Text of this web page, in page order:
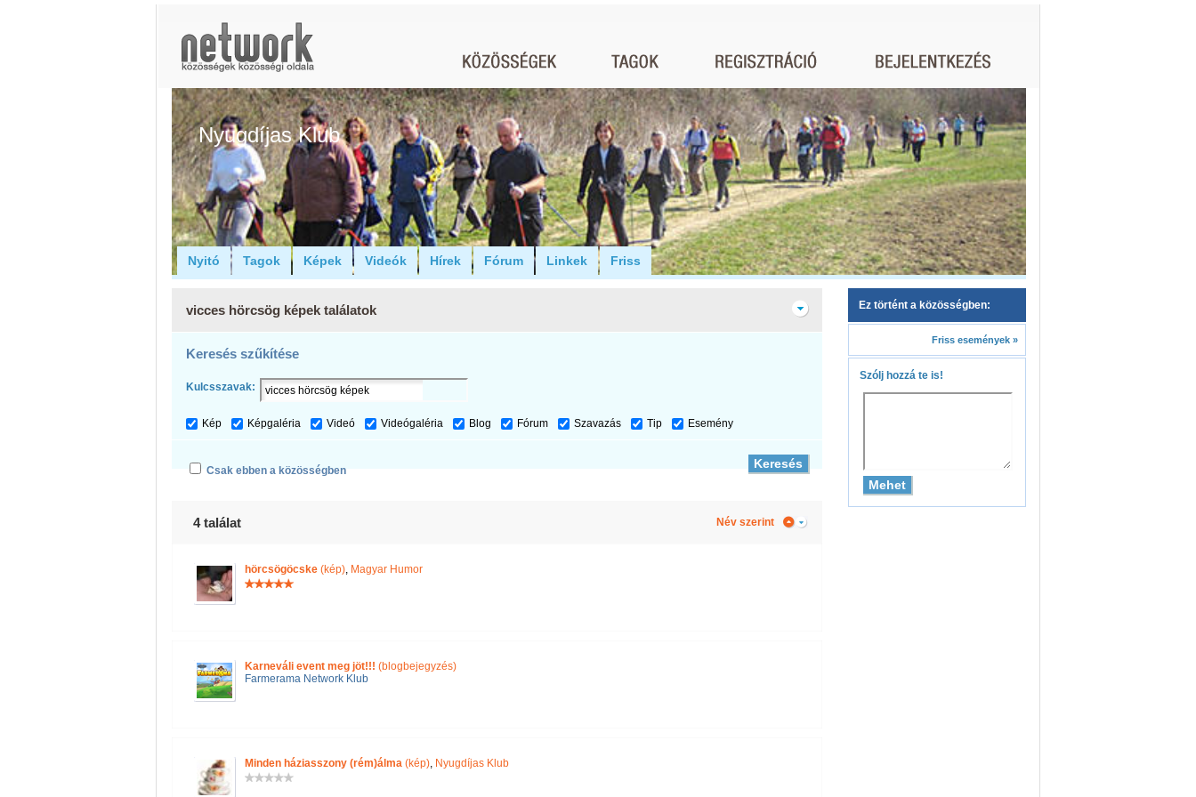
Nyugdíjas Klub
Nyitó Tagok Képek Videók Hírek Fórum Linkek Friss
vicces hörcsög képek találatok
Keresés szűkítése
Kulcsszavak:
Kép Képgaléria Videó Videógaléria Blog Fórum Szavazás Tip Esemény
Csak ebben a közösségben
4 találat Név szerint
hörcsögöcske (kép), Magyar Humor
Karneváli event meg jöt!!! (blogbejegyzés)
Farmerama Network Klub
Minden háziasszony (rém)álma (kép), Nyugdíjas Klub
Ez történt a közösségben:
Friss események »
Szólj hozzá te is!